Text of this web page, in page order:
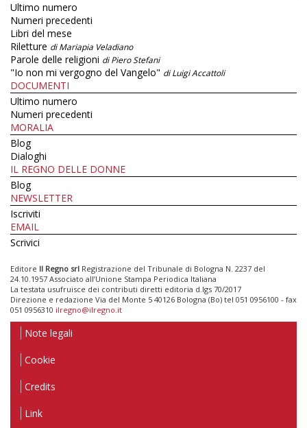
Ultimo numero
Numeri precedenti
Libri del mese
Riletture di Mariapia Veladiano
Parole delle religioni di Piero Stefani
"Io non mi vergogno del Vangelo" di Luigi Accattoli
DOCUMENTI
Ultimo numero
Numeri precedenti
MORALIA
Blog
Dialoghi
IL REGNO DELLE DONNE
Blog
NEWSLETTER
Iscriviti
EMAIL
Scrivici
Editore Il Regno srl Registrazione del Tribunale di Bologna N. 2237 del
24.10.1957 Associato all’Unione Stampa Periodica Italiana
La testata usufruisce dei contributi diretti editoria d.lgs 70/2017
Direzione e redazione Via del Monte 5 40126 Bologna (Bo) tel 051 0956100 - fax
051 0956310 ilregno@ilregno.it
Note legali
Cookie
Credits
Link